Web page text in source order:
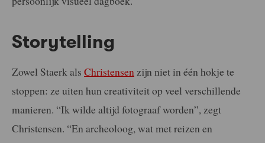
Storytelling
Zowel Staerk als Christensenzijn niet in één hokje te
stoppen: ze uiten hun creativiteit op veel verschillende
manieren. “Ik wilde altijd fotograaf worden”, zegt
Christensen. “En archeoloog, wat met reizen en